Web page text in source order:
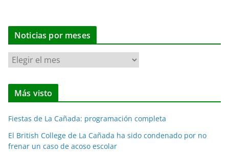
Noticias por meses
N
o
t
i
a
s
Más visto
Fiestas de La Cañada: programación completa
El British College de La Cañada ha sido condenado por no
frenar un caso de acoso escolar